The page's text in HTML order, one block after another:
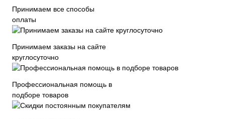
Принимаем все способы
оплаты
Принимаем заказы на сайте
круглосуточно
Профессиональная помощь в
подборе товаров